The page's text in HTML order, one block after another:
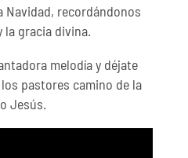
Navidad, recordándonos
la gracia divina.
melodía y déjate
pastores camino de la
Jesús.